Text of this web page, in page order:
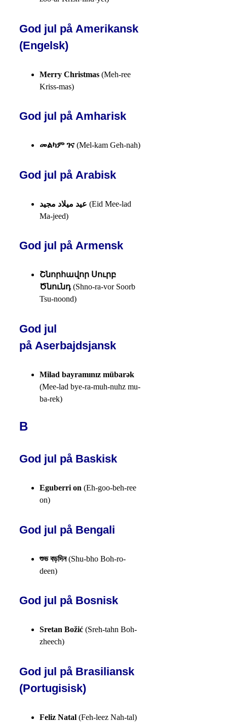
God jul på Amerikansk
(Engelsk)
Merry Christmas (Meh-ree
Kriss-mas)
God jul på Amharisk
መልካም ገና (Mel-kam Geh-nah)
God jul på Arabisk
عيد ميلاد مجيد (Eid Mee-lad
Ma-jeed)
God jul på Armensk
Շնորհավոր Սուրբ
Ծնունդ(Shno-ra-vor Soorb
Tsu-noond)
God jul
på Aserbajdsjansk
Milad bayramınız mübarək
(Mee-lad bye-ra-muh-nuhz mu-
ba-rek)
B
God jul på Baskisk
Eguberri on (Eh-goo-beh-ree
on)
God jul på Bengali
শুভ বড়দিন(Shu-bho Boh-ro-
deen)
God jul på Bosnisk
Sretan Božić (Sreh-tahn Boh-
zheech)
God jul på Brasiliansk
(Portugisisk)
Feliz Natal (Feh-leez Nah-tal)